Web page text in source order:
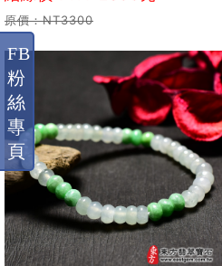
原價：NT3300
FB
粉
絲
專
頁